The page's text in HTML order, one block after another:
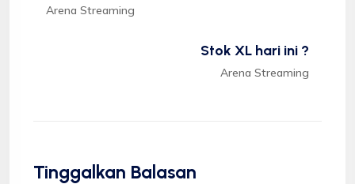
Arena Streaming
Stok XL hari ini ?
Arena Streaming
Tinggalkan Balasan